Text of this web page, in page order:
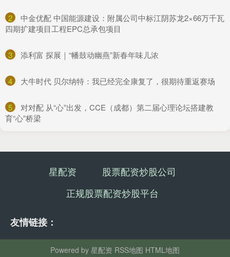
2
​中金优配 中国能源建设：附属公司中标江阴苏龙2×66万千瓦
四期扩建项目工程EPC总承包项目
3 ​添利富 探展｜“幡鼓动幽燕”新春年味儿浓
4 ​大牛时代 贝尔纳特：我已经完全康复了，很期待重返赛场
5
​对对配 从“心”出发，CCE（成都）第二届心理论坛搭建教
育“心”桥梁
星配资
股票配资炒股公司
正规股票配资炒股平台
友情链接：
Powered by 星配资 RSS地图 HTML地图